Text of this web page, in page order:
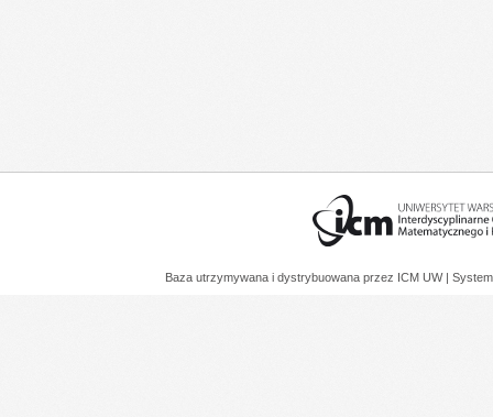
Baza utrzymywana i dystrybuowana przez ICM UW |